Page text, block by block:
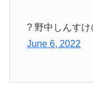
? 野中しんす
June 6, 2022